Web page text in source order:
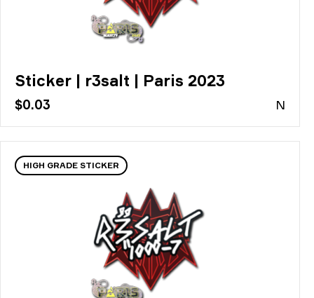
Sticker | r3salt | Paris 2023
$0.03 N
HIGH GRADE STICKER